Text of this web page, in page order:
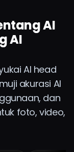
AI
AI
AI head
akurasi AI
dan
foto, video,